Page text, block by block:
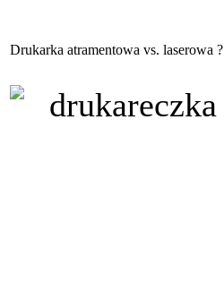
Drukarka atramentowa vs. laserowa ?